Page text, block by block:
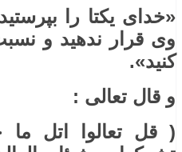
«خدای یکتا را
وی قرار ندهید و
کنید».
و قال تعالی :
( قل تعالوا اتل ما